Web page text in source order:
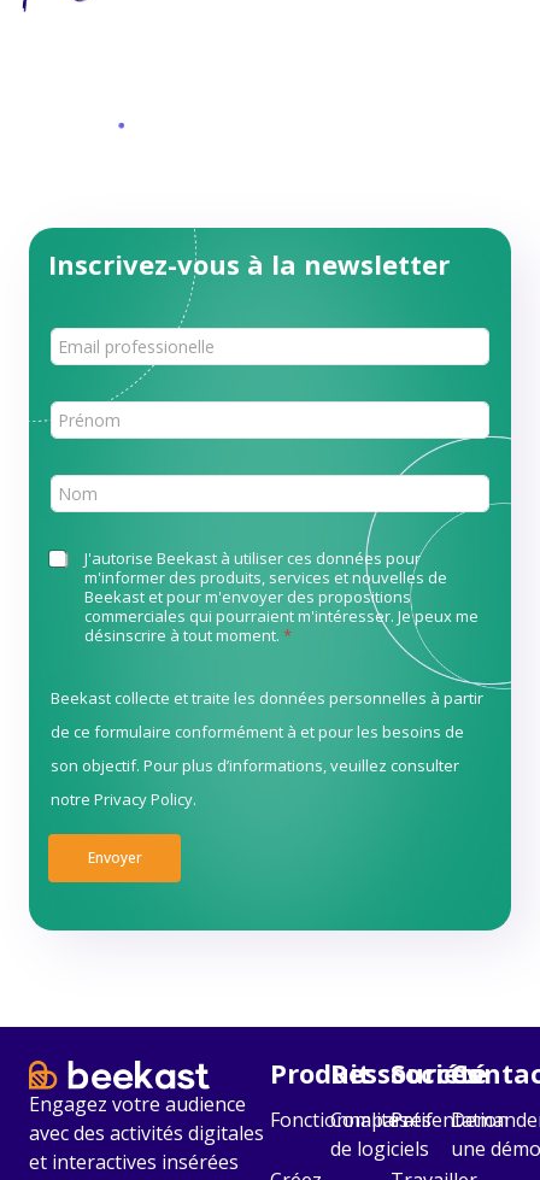
Inscrivez-vous à la newsletter
P
r
f
e
s
a
l
*
P
r
n
o
*
N
o
*
C
o
e
s
J'autorise Beekast à utiliser ces données pour
m'informer des produits, services et nouvelles de
Beekast et pour m'envoyer des propositions
commerciales qui pourraient m'intéresser. Je peux me
désinscrire à tout moment. *
Beekast collecte et traite les données personnelles à partir
de ce formulaire conformément à et pour les besoins de
son objectif. Pour plus d’informations, veuillez consulter
notre Privacy Policy.​​
Envoyer
Engagez votre audience
avec des activités digitales
et interactives insérées
Produit
Fonctionnalités
Ressources
Comparatif
de logiciels
Société​
Présentation
une démo